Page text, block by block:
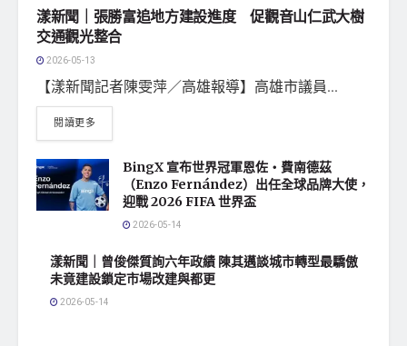
漾新聞｜張勝富追地方建設進度 促觀音山仁武大樹
交通觀光整合
2026-05-13
【漾新聞記者陳雯萍／高雄報導】高雄市議員...
閱讀更多
BingX 宣布世界冠軍恩佐・費南德茲
（Enzo Fernández）出任全球品牌大使，
迎戰 2026 FIFA 世界盃
2026-05-14
漾新聞｜曾俊傑質詢六年政績 陳其邁談城市轉型最驕傲
未竟建設鎖定市場改建與都更
2026-05-14